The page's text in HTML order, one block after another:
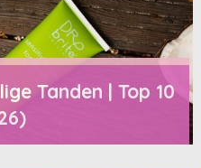
Tanden | Top 10